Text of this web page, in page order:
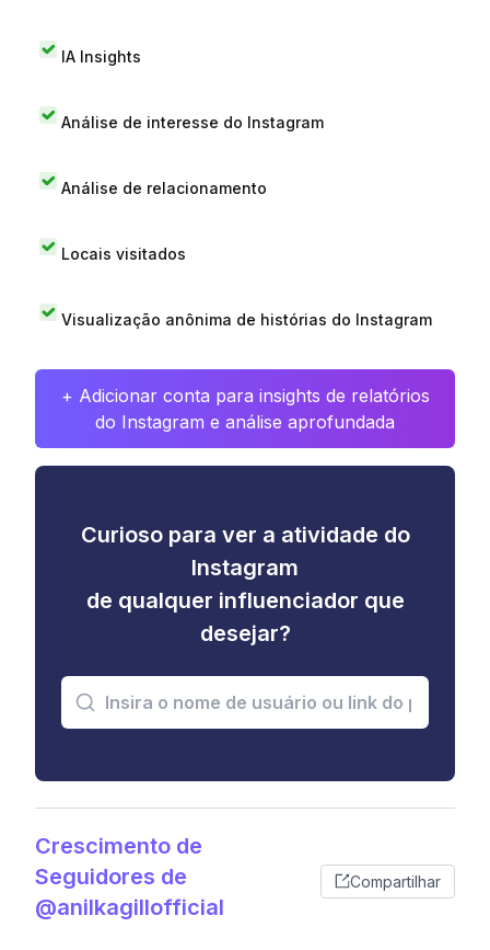
IA Insights
Análise de interesse do Instagram
Análise de relacionamento
Locais visitados
Visualização anônima de histórias do Instagram
+ Adicionar conta para insights de relatórios
do Instagram e análise aprofundada
Curioso para ver a atividade do
Instagram
de qualquer influenciador que
desejar?
Crescimento de
Seguidores de
@anilkagillofficial
Compartilhar